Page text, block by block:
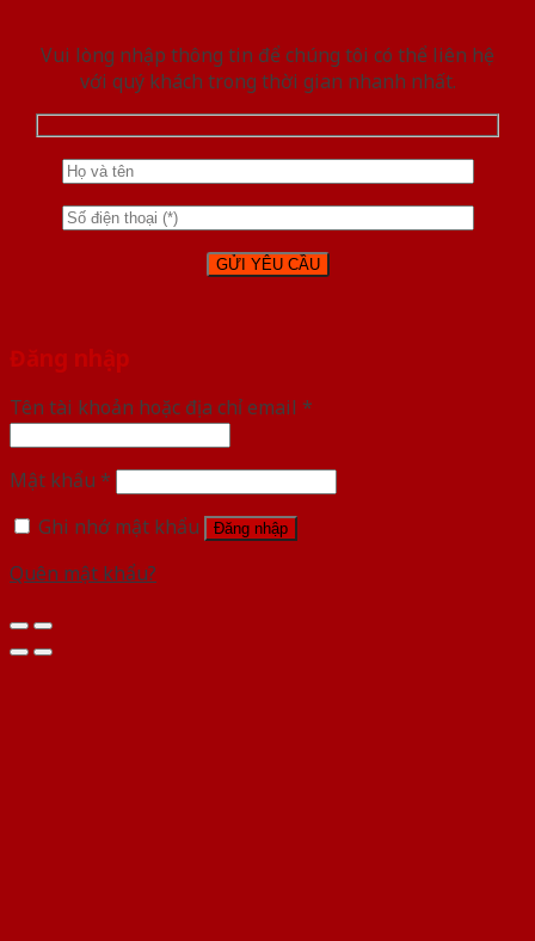
Vui lòng nhập thông tin để chúng tôi có thể liên hệ
với quý khách trong thời gian nhanh nhất.
Đăng nhập
Tên tài khoản hoặc địa chỉ email *
Mật khẩu *
Ghi nhớ mật khẩu
Đăng nhập
Quên mật khẩu?